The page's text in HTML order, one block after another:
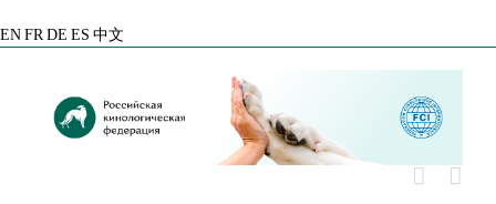
EN FR DE ES 中文